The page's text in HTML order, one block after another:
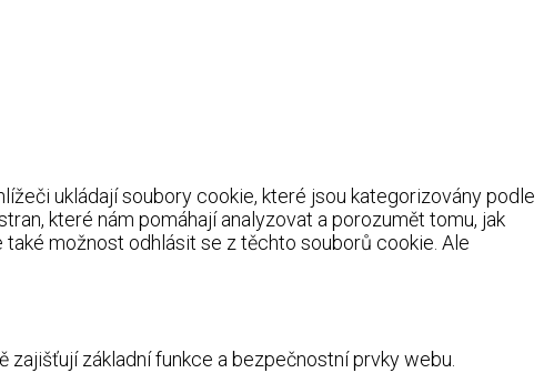
ukládají soubory cookie, které jsou kategorizovány podle
které nám pomáhají analyzovat a porozumět tomu, jak
možnost odhlásit se z těchto souborů cookie. Ale
základní funkce a bezpečnostní prvky webu.